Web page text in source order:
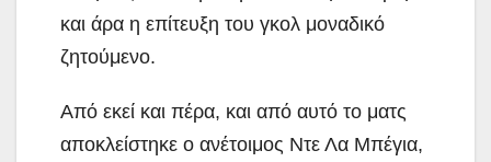
και άρα η επίτευξη του γκολ μοναδικό
ζητούμενο.
Από εκεί και πέρα, και από αυτό το ματς
αποκλείστηκε ο ανέτοιμος Ντε Λα Μπέγια,